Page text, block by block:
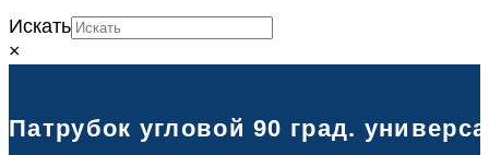
Искать
×
Патрубок угловой 90 град.